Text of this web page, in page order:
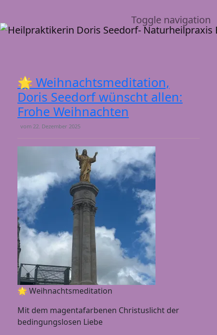
Toggle navigation
🌟 Weihnachtsmeditation,
Doris Seedorf wünscht allen:
Frohe Weihnachten
vom 22. Dezember 2025
🌟 Weihnachtsmeditation
Mit dem magentafarbenen Christuslicht der
bedingungslosen Liebe